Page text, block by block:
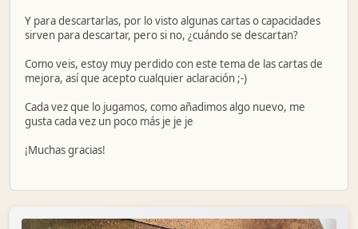
Y para descartarlas, por lo visto algunas cartas o capacidades
sirven para descartar, pero si no, ¿cuándo se descartan?
Como veis, estoy muy perdido con este tema de las cartas de
mejora, así que acepto cualquier aclaración ;-)
Cada vez que lo jugamos, como añadimos algo nuevo, me
gusta cada vez un poco más je je je
¡Muchas gracias!